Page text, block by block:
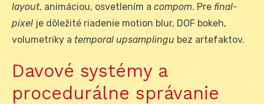
layout, animáciou, osvetlením a compom. Pre final-
pixel je dôležité riadenie motion blur, DOF bokeh,
volumetriky a temporal upsamplingu bez artefaktov.
Davové systémy a
procedurálne správanie